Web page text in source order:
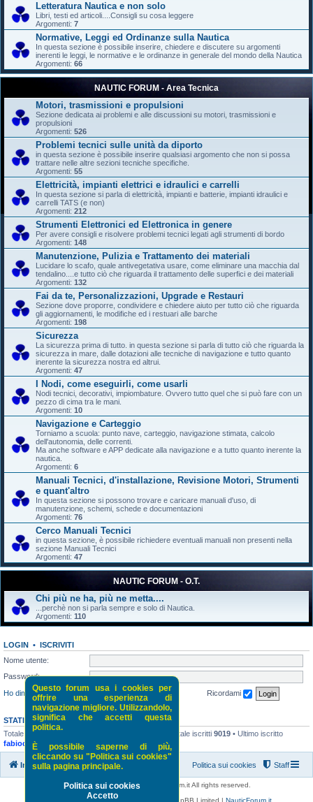
Letteratura Nautica e non solo
Libri, testi ed articoli....Consigli su cosa leggere
Argomenti: 7
Normative, Leggi ed Ordinanze sulla Nautica
In questa sezione è possibile inserire, chiedere e discutere su argomenti
inerenti le leggi, le normative e le ordinanze in generale del mondo della Nautica
Argomenti: 66
NAUTIC FORUM - Area Tecnica
Motori, trasmissioni e propulsioni
Sezione dedicata ai problemi e alle discussioni su motori, trasmissioni e
propulsioni
Argomenti: 526
Problemi tecnici sulle unità da diporto
in questa sezione è possibile inserire qualsiasi argomento che non si possa
trattare nelle altre sezioni tecniche specifiche.
Argomenti: 55
Elettricità, impianti elettrici e idraulici e carrelli
In questa sezione si parla di elettricità, impianti e batterie, impianti idraulici e
carrelli TATS (e non)
Argomenti: 212
Strumenti Elettronici ed Elettronica in genere
Per avere consigli e risolvere problemi tecnici legati agli strumenti di bordo
Argomenti: 148
Manutenzione, Pulizia e Trattamento dei materiali
Lucidare lo scafo, quale antivegetativa usare, come eliminare una macchia dal
tendalino....e tutto ciò che riguarda il trattamento delle superfici e dei materiali
Argomenti: 132
Fai da te, Personalizzazioni, Upgrade e Restauri
Sezione dove proporre, condividere e chiedere aiuto per tutto ciò che riguarda
gli aggiornamenti, le modifiche ed i restuari alle barche
Argomenti: 198
Sicurezza
La sicurezza prima di tutto. in questa sezione si parla di tutto ciò che riguarda la
sicurezza in mare, dalle dotazioni alle tecniche di navigazione e tutto quanto
inerente la sicurezza nostra ed altrui.
Argomenti: 47
I Nodi, come eseguirli, come usarli
Nodi tecnici, decorativi, impiombature. Ovvero tutto quel che si può fare con un
pezzo di cima tra le mani.
Argomenti: 10
Navigazione e Carteggio
Torniamo a scuola: punto nave, carteggio, navigazione stimata, calcolo
dell'autonomia, delle correnti.
Ma anche software e APP dedicate alla navigazione e a tutto quanto inerente la
nautica.
Argomenti: 6
Manuali Tecnici, d'installazione, Revisione Motori, Strumenti
e quant'altro
In questa sezione si possono trovare e caricare manuali d'uso, di
manutenzione, schemi, schede e documentazioni
Argomenti: 76
Cerco Manuali Tecnici
in questa sezione, è possibile richiedere eventuali manuali non presenti nella
sezione Manuali Tecnici
Argomenti: 47
NAUTIC FORUM - O.T.
Chi più ne ha, più ne metta....
...perchè non si parla sempre e solo di Nautica.
Argomenti: 110
LOGIN • ISCRIVITI
Nome utente:
Password:
Ho dimenticato la password
Ricordami
STATISTICHE
Totale messaggi
• Totale iscritti 9019 • Ultimo iscritto
fabiocvarese
Questo forum usa i cookies per
offrire una esperienza di
navigazione migliore. Utilizzandolo,
significa che accetti questa
politica.
È possibile saperne di più,
cliccando su "Politica sui cookies"
sulla pagina principale.
Politica sui cookies
Accetto
Indice di NauticForum.it Staff
Politica sui cookies
Copyright © 2016 - 2026 NauticForum.it All rights reserved.
phpBB® Forum Software © phpBB Limited | NauticForum.it